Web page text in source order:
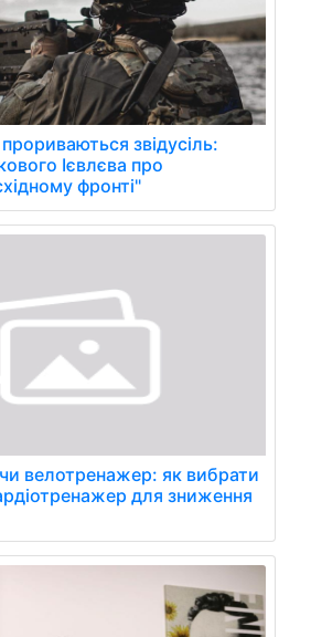
звідусіль:
Ієвлєва про
фронті"
велотренажер: як вибрати
для зниження